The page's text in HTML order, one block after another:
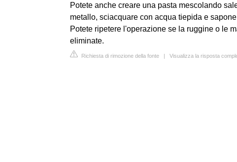
Potete anche creare una pasta mescolando
metallo, sciacquare con acqua tiepida e
Potete ripetere l'operazione se la ruggine o le
eliminate.
Richiesta di rimozione della fonte | Visualizza la risposta